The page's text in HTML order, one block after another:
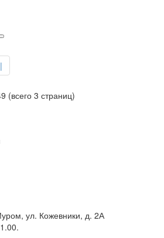
(всего 3 страниц)
ул. Кожевники, д. 2А